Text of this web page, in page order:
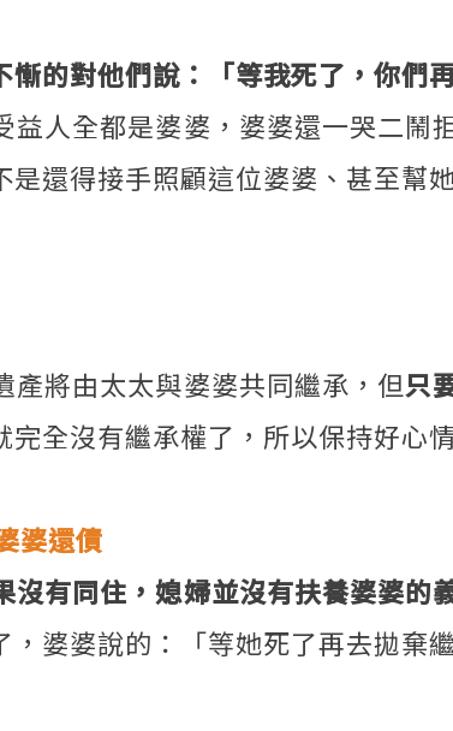
的對他們說：「等我死了，你們
人全都是婆婆，婆婆還一哭二
還得接手照顧這位婆婆、甚至幫
將由太太與婆婆共同繼承，但只
完全沒有繼承權了，所以保持好心
婆還債
有同住，媳婦並沒有扶養婆婆的
婆婆說的：「等她死了再去拋棄